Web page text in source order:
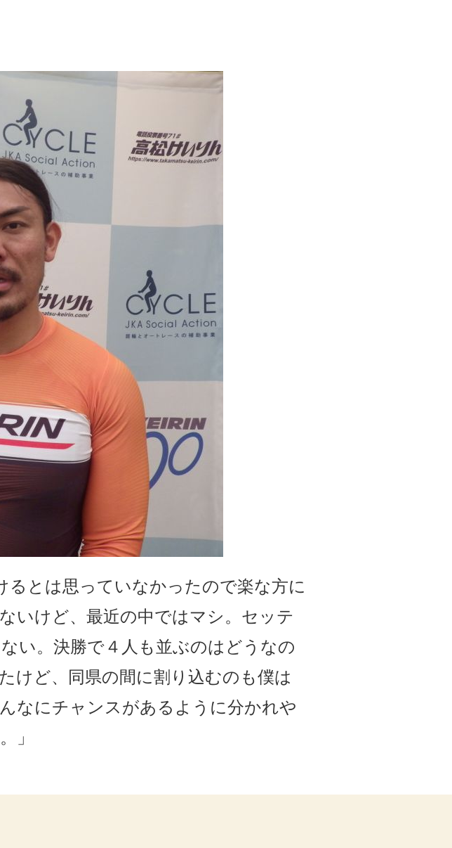
とは思っていなかったので楽な方に
いけど、最近の中ではマシ。セッテ
い。決勝で４人も並ぶのはどうなの
けど、同県の間に割り込むのも僕は
なにチャンスがあるように分かれや
」